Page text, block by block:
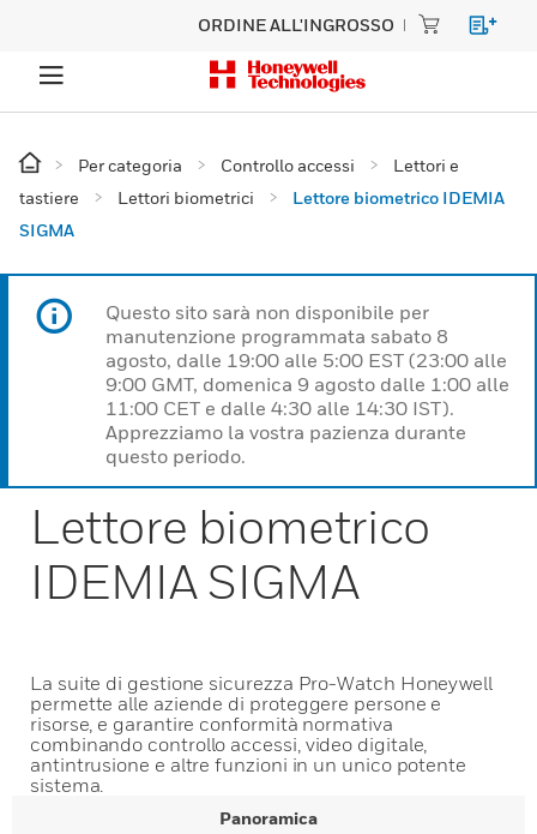
ORDINE ALL'INGROSSO
Per categoria Controllo accessi
Lettori e
tastiere
Lettori biometrici
Lettore biometrico IDEMIA
SIGMA
Questo sito sarà non disponibile per
manutenzione programmata sabato 8
agosto, dalle 19:00 alle 5:00 EST (23:00 alle
9:00 GMT, domenica 9 agosto dalle 1:00 alle
11:00 CET e dalle 4:30 alle 14:30 IST).
Apprezziamo la vostra pazienza durante
questo periodo.
Lettore biometrico
IDEMIA SIGMA
La suite di gestione sicurezza Pro-Watch Honeywell
permette alle aziende di proteggere persone e
risorse, e garantire conformità normativa
combinando controllo accessi, video digitale,
antintrusione e altre funzioni in un unico potente
sistema.
Panoramica